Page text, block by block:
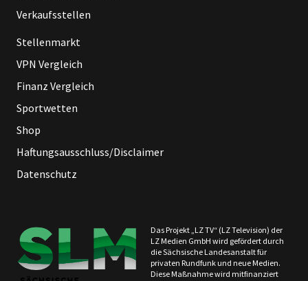
Verkaufsstellen
Stellenmarkt
VPN Vergleich
Finanz Vergleich
Sportwetten
Shop
Haftungsausschluss/Disclaimer
Datenschutz
Das Projekt „LZ TV“ (LZ Television) der
LZ Medien GmbH wird gefördert durch
die Sächsische Landesanstalt für
privaten Rundfunk und neue Medien.
Diese Maßnahme wird mitfinanziert